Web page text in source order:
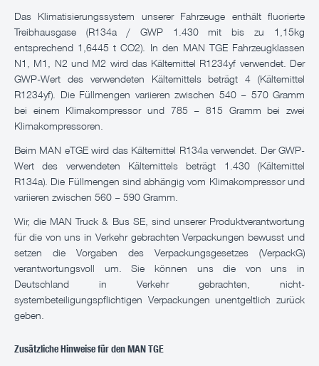
Das Klimatisierungssystem unserer Fahrzeuge enthält fluorierte
Treibhausgase (R134a / GWP 1.430 mit bis zu 1,15kg
entsprechend 1,6445 t CO2). In den MAN TGE Fahrzeugklassen
N1, M1, N2 und M2 wird das Kältemittel R1234yf verwendet. Der
GWP-Wert des verwendeten Kältemittels beträgt 4 (Kältemittel
R1234yf). Die Füllmengen variieren zwischen 540 – 570 Gramm
bei einem Klimakompressor und 785 – 815 Gramm bei zwei
Klimakompressoren.
Beim MAN eTGE wird das Kältemittel R134a verwendet. Der GWP-
Wert des verwendeten Kältemittels beträgt 1.430 (Kältemittel
R134a). Die Füllmengen sind abhängig vom Klimakompressor und
variieren zwischen 560 – 590 Gramm.
Wir, die MAN Truck & Bus SE, sind unserer Produktverantwortung
für die von uns in Verkehr gebrachten Verpackungen bewusst und
setzen die Vorgaben des Verpackungsgesetzes (VerpackG)
verantwortungsvoll um. Sie können uns die von uns in
Deutschland in Verkehr gebrachten, nicht-
systembeteiligungspflichtigen Verpackungen unentgeltlich zurück
geben.
Zusätzliche Hinweise für den MAN TGE